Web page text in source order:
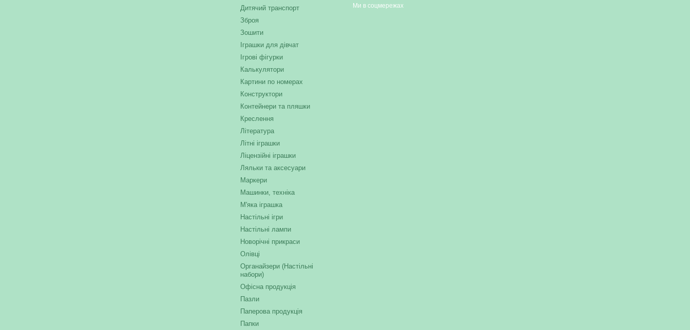
Дитячий транспорт
Зброя
Зошити
Іграшки для дівчат
Ігрові фігурки
Калькулятори
Картини по номерах
Конструктори
Контейнери та пляшки
Креслення
Література
Літні іграшки
Ліцензійні іграшки
Ляльки та аксесуари
Маркери
Машинки, техніка
М'яка іграшка
Настільні ігри
Настільні лампи
Новорічні прикраси
Олівці
Органайзери (Настільні
набори)
Офісна продукція
Пазли
Паперова продукція
Папки
Ми в соцмережах